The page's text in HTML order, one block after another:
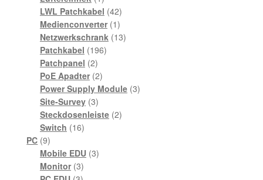
Produkt
LWL Patchkabel 4242
Produkte
Medienconverter 11
Produkt
Netzwerkschrank 1313
Patchkabel 196196
Patchpanel 22
Produkte
PoE Apadter 22
Produkte
Power Supply Module 33
Site-Survey 33
Produkte
Steckdosenleiste 22
Switch 1616
PC 99
Produkte
Mobile EDU 33
Monitor 33